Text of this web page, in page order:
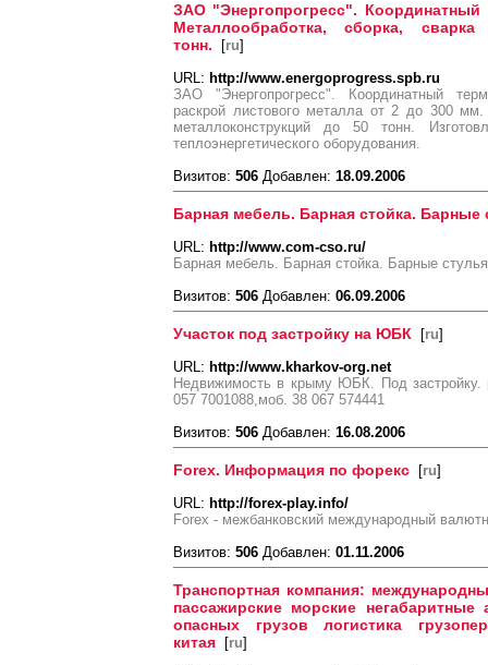
ЗАО "Энергопрогресс". Координатный
Металлообработка, сборка,
тонн. [ru]
URL: http://www.energoprogress.spb.ru
ЗАО "Энергопрогресс". Координатный
раскрой листового металла от 2 до 300 мм.
металлоконструкций до 50 тонн.
теплоэнергетического оборудования.
Визитов: 506 Добавлен: 18.09.2006
Барная мебель. Барная стойка. Барные
URL: http://www.com-cso.ru/
Барная мебель. Барная стойка. Барные стулья
Визитов: 506 Добавлен: 06.09.2006
Участок под застройку на ЮБК [ru]
URL: http://www.kharkov-org.net
Недвижимость в крыму ЮБК. Под застройку.
057 7001088,моб. 38 067 574441
Визитов: 506 Добавлен: 16.08.2006
Forex. Информация по форекс [ru]
URL: http://forex-play.info/
Forex - межбанковский международный
Визитов: 506 Добавлен: 01.11.2006
Транспортная компания:
пассажирские морские негабаритные
опасных грузов логистика
китая [ru]